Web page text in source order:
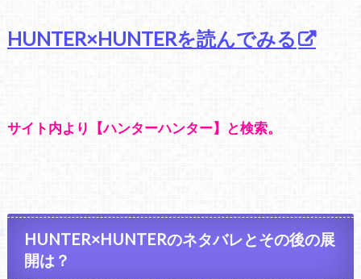
HUNTER×HUNTERを読んでみる
サイト内より【ハンターハンター】と検索。
HUNTER×HUNTERのネタバレとその後の展
開は？